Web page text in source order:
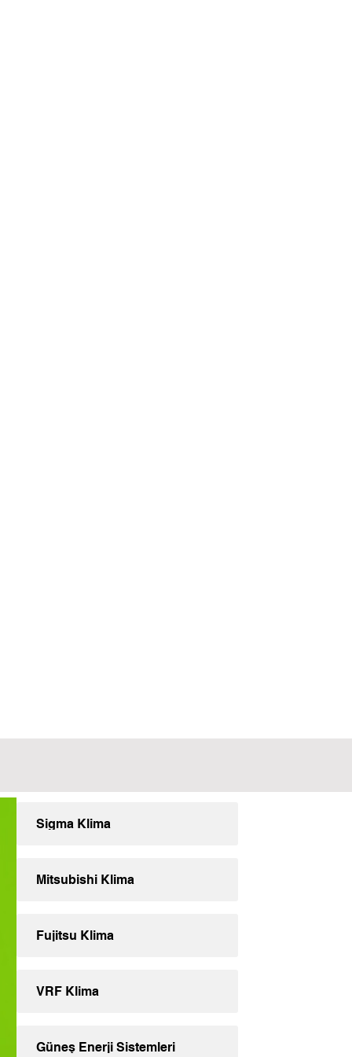
Sigma Klima
Mitsubishi Klima
Fujitsu Klima
VRF Klima
Güneş Enerji Sistemleri